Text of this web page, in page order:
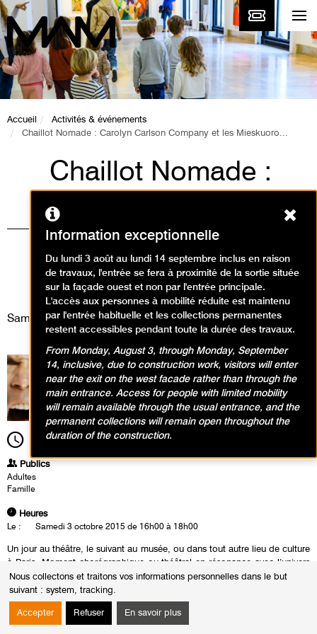
Nous collectons et traitons vos informations personnelles dans le but
suivant : system, tracking.
Accepter Refuser En savoir plus
Accueil
Activités & événements
Chaillot Nomade : Carolyn Carlson Company et les Mieskuoro...
Chaillot Nomade :
Carolyn Carlson
Company et les
Mieskuoro Huutajat
Événement / Performance
Samedi 3 octobre 2015
16h00 Durée2h00
Publics
Adultes
Famille
Heures
Le : Samedi 3 octobre 2015 de 16h00 à 18h00
Un jour au théâtre, le suivant au musée, ou dans tout autre lieu de culture
à Paris. Moment chorégraphique ou théâtral en résonance avec l’univers
d’un artiste présenté à Chaillot, qui établit un dialogue avec les œuvres
du musée ou d’un monument.
Carolyn Carlson investit plusieurs salles des collections permanentes
Information exceptionnelle
Du lundi 3 août au lundi 14 septembre inclus en raison
de travaux, l'entrée se fera à proximité de la sortie située
sur la façade ouest et non par l'entrée principale.
L'accès aux personnes à mobilité réduite est maintenu
par l'entrée habituelle et les collections permanentes
restent accessibles pendant toute la durée des travaux.
From Monday, August 3, through Monday, September
14, inclusive, due to construction work, visitors will enter
near the exit on the west facade rather than through the
main entrance. Access for people with limited mobility
will remain available through the usual entrance, and the
permanent collections will remain open throughout the
duration of the construction.